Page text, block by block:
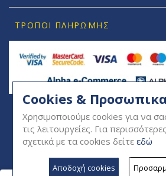
ΤΡΌΠΟΙ ΠΛΗΡΩΜΉΣ
SOCIAL
Cookies &
Χρησιμοποιούμε cookies για να
τις λειτουργείες. Για
σχετικά με τα cookies δείτε εδώ
Αποδοχή cookies